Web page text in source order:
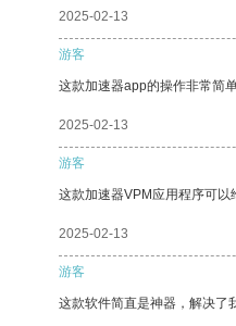
2025-02-13
游客
这款加速器app的操作非常简
2025-02-13
游客
这款加速器VPM应用程序可以
2025-02-13
游客
这款软件简直是神器，解决了